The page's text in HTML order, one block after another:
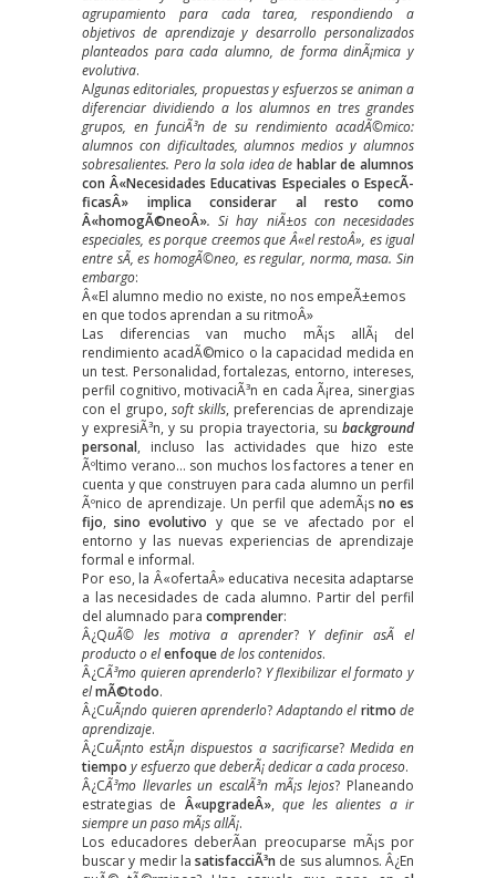
agrupamiento para cada tarea, respondiendo a
objetivos de aprendizaje y desarrollo personalizados
planteados para cada alumno, de forma dinÃ¡mica y
evolutiva.
Algunas editoriales, propuestas y esfuerzos se animan a
diferenciar dividiendo a los alumnos en tres grandes
grupos, en funciÃ³n de su rendimiento acadÃ©mico:
alumnos con dificultades, alumnos medios y alumnos
sobresalientes. Pero la sola idea de hablar de alumnos
con Â«Necesidades Educativas Especiales o EspecÃ­
ficasÂ» implica considerar al resto como
Â«homogÃ©neoÂ». Si hay niÃ±os con necesidades
especiales, es porque creemos que Â«el restoÂ», es igual
entre sÃ­, es homogÃ©neo, es regular, norma, masa. Sin
embargo:
Â«El alumno medio no existe, no nos empeÃ±emos
en que todos aprendan a su ritmoÂ»
Las diferencias van mucho mÃ¡s allÃ¡ del
rendimiento acadÃ©mico o la capacidad medida en
un test. Personalidad, fortalezas, entorno, intereses,
perfil cognitivo, motivaciÃ³n en cada Ã¡rea, sinergias
con el grupo, soft skills, preferencias de aprendizaje
y expresiÃ³n, y su propia trayectoria, su background
personal, incluso las actividades que hizo este
Ãºltimo verano… son muchos los factores a tener en
cuenta y que construyen para cada alumno un perfil
Ãºnico de aprendizaje. Un perfil que ademÃ¡s no es
fijo, sino evolutivo y que se ve afectado por el
entorno y las nuevas experiencias de aprendizaje
formal e informal.
Por eso, la Â«ofertaÂ» educativa necesita adaptarse
a las necesidades de cada alumno. Partir del perfil
del alumnado para comprender:
Â¿QuÃ© les motiva a aprender? Y definir asÃ­ el
producto o elenfoquede los contenidos.
Â¿CÃ³mo quieren aprenderlo? Y flexibilizar el formato y
elmÃ©todo.
Â¿CuÃ¡ndo quieren aprenderlo?Adaptando el ritmo de
aprendizaje.
Â¿CuÃ¡nto estÃ¡n dispuestos a sacrificarse? Medida en
tiempo y esfuerzo que deberÃ¡ dedicar a cada proceso.
Â¿CÃ³mo llevarles un escalÃ³n mÃ¡s lejos? Planeando
estrategias de Â«upgradeÂ», que les alientes a ir
siempre un paso mÃ¡s allÃ¡.
Los educadores deberÃ­an preocuparse mÃ¡s por
buscar y medir la satisfacciÃ³n de sus alumnos. Â¿En